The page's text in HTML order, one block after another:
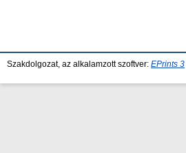
Szakdolgozat, az alkalamzott szoftver: EPrints 3